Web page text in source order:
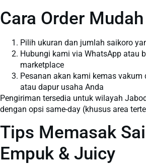
Cara Order Mudah
Pilih ukuran dan jumlah saikoro
Hubungi kami via WhatsApp atau
marketplace
Pesanan akan kami kemas vakum
atau dapur usaha Anda
Pengiriman tersedia untuk wilayah
dengan opsi same-day (khusus area
Tips Memasak
Empuk & Juicy